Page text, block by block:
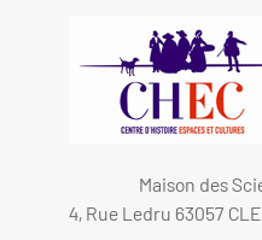
Maison des
4, Rue Ledru 63057